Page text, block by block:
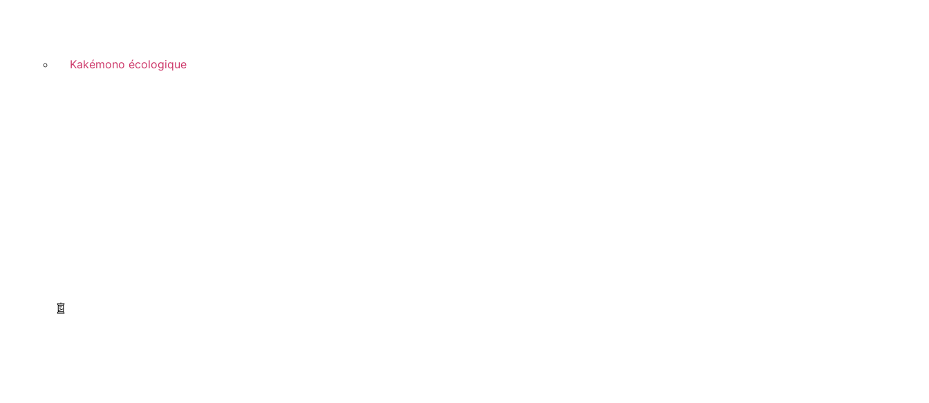
Kakémono écologique